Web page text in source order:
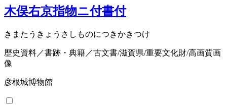
木俣右京指物ニ付書付
きまたうきょうさしものにつきかきつけ
歴史資料／書跡・典籍／古文書/滋賀県/重要文化財/高画質画
像
彦根城博物館